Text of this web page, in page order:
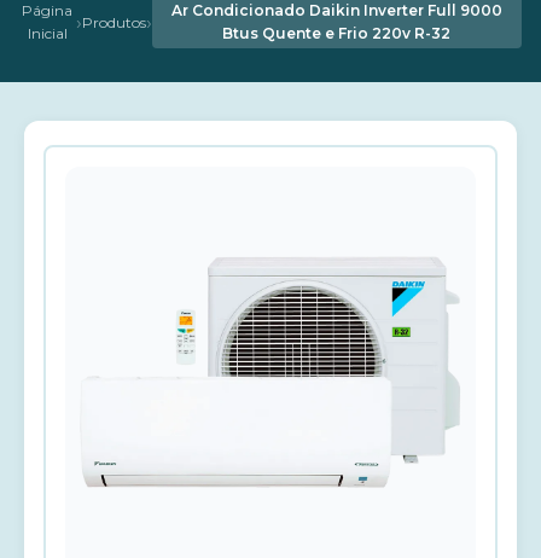
Página
Inicial ›Produtos›
Ar Condicionado Daikin Inverter Full 9000
Btus Quente e Frio 220v R-32